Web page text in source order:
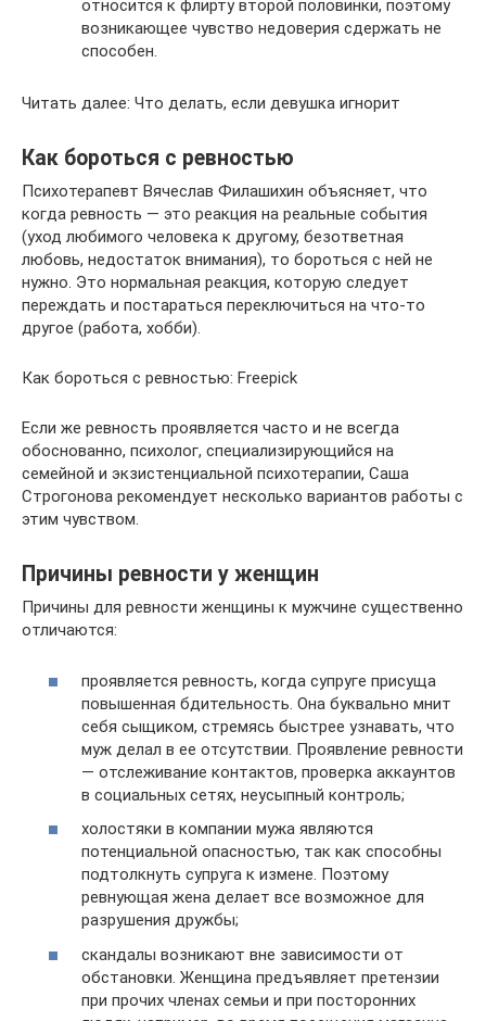
относится к флирту второй половинки, поэтому
возникающее чувство недоверия сдержать не
способен.
Читать далее: Что делать, если девушка игнорит
Как бороться с ревностью
Психотерапевт Вячеслав Филашихин объясняет, что
когда ревность — это реакция на реальные события
(уход любимого человека к другому, безответная
любовь, недостаток внимания), то бороться с ней не
нужно. Это нормальная реакция, которую следует
переждать и постараться переключиться на что-то
другое (работа, хобби).
Как бороться с ревностью: Freepick
Если же ревность проявляется часто и не всегда
обоснованно, психолог, специализирующийся на
семейной и экзистенциальной психотерапии, Саша
Строгонова рекомендует несколько вариантов работы с
этим чувством.
Причины ревности у женщин
Причины для ревности женщины к мужчине существенно
отличаются:
проявляется ревность, когда супруге присуща
повышенная бдительность. Она буквально мнит
себя сыщиком, стремясь быстрее узнавать, что
муж делал в ее отсутствии. Проявление ревности
— отслеживание контактов, проверка аккаунтов
в социальных сетях, неусыпный контроль;
холостяки в компании мужа являются
потенциальной опасностью, так как способны
подтолкнуть супруга к измене. Поэтому
ревнующая жена делает все возможное для
разрушения дружбы;
скандалы возникают вне зависимости от
обстановки. Женщина предъявляет претензии
при прочих членах семьи и при посторонних